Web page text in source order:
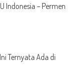
Indonesia – Permen
Ternyata Ada di